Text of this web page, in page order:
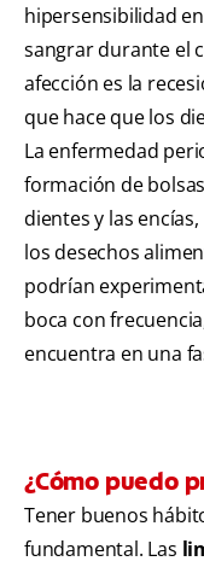
hipersensibilidad
sangrar durante el
afección es la
que hace que los
La enfermedad
formación de
dientes y las
los desechos
podrían
boca con
encuentra en una
¿Cómo puedo
Tener buenos
fundamental. Las